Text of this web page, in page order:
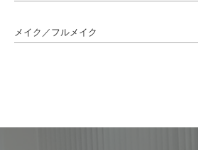
メイク／フルメイク